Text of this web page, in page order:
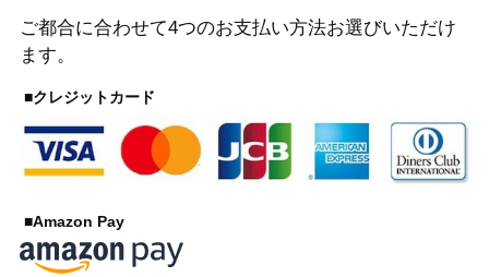
ご都合に合わせて4つのお支払い方法お選びいただけ
ます。
■クレジットカード
■Amazon Pay